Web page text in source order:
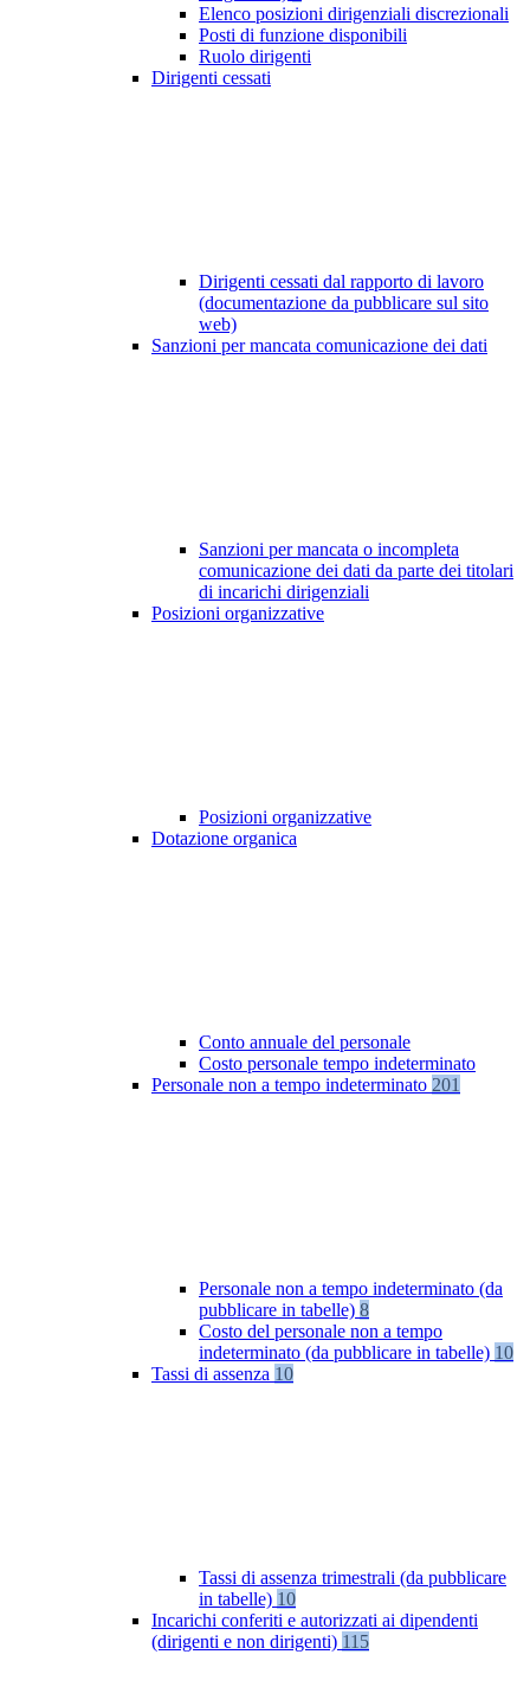
Elenco posizioni dirigenziali discrezionali
Posti di funzione disponibili
Ruolo dirigenti
Dirigenti cessati
Dirigenti cessati dal rapporto di lavoro
(documentazione da pubblicare sul sito
web)
Sanzioni per mancata comunicazione dei dati
Sanzioni per mancata o incompleta
comunicazione dei dati da parte dei titolari
di incarichi dirigenziali
Posizioni organizzative
Posizioni organizzative
Dotazione organica
Conto annuale del personale
Costo personale tempo indeterminato
Personale non a tempo indeterminato 201
Personale non a tempo indeterminato (da
pubblicare in tabelle) 8
Costo del personale non a tempo
indeterminato (da pubblicare in tabelle) 10
Tassi di assenza 10
Tassi di assenza trimestrali (da pubblicare
in tabelle) 10
Incarichi conferiti e autorizzati ai dipendenti
(dirigenti e non dirigenti) 115